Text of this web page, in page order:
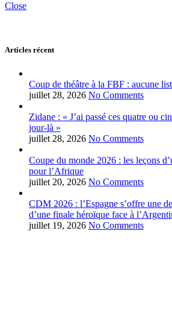
Close
Articles récent
Coup de théâtre à la FBF : aucune
juillet 28, 2026 No Comments
Zidane : « J’ai passé ces quatre ou
jour-là »
juillet 28, 2026 No Comments
Coupe du monde 2026 : les leçons
pour l’Afrique
juillet 20, 2026 No Comments
CDM 2026 : l’Espagne s’offre une
d’une finale héroïque face à
juillet 19, 2026 No Comments